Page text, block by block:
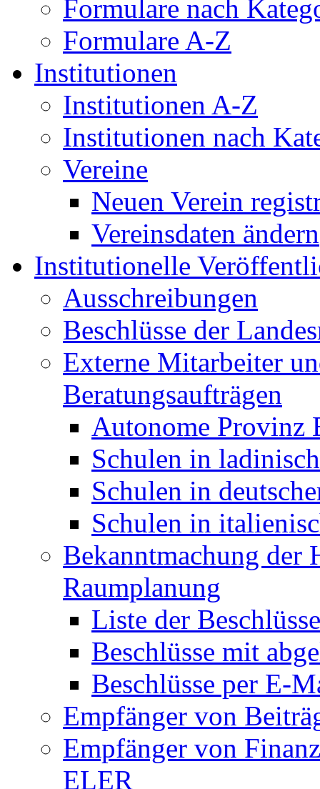
Formulare nach
Formulare A-Z
Institutionen
Institutionen A-Z
Institutionen nach
Vereine
Neuen Verein
Vereinsdaten ändern
Institutionelle
Ausschreibungen
Beschlüsse der
Externe Mitarbeiter
Beratungsaufträgen
Autonome Provinz
Schulen in
Schulen in
Schulen in
Bekanntmachung der
Raumplanung
Liste der
Beschlüsse mit
Beschlüsse per E-
Empfänger von
Empfänger von
ELER